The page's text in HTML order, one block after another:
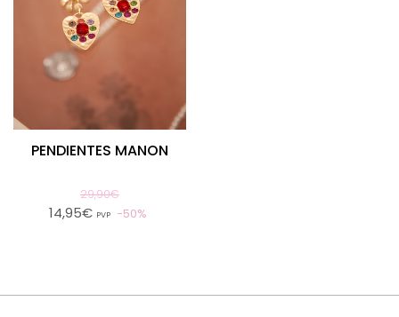
PENDIENTES MANON
29,90€
14,95€ PVP 50%